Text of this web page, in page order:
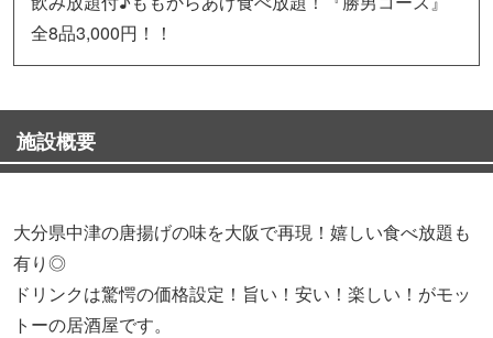
全8品3,000円！！
施設概要
大分県中津の唐揚げの味を大阪で再現！嬉しい食べ放題も
有り◎
ドリンクは驚愕の価格設定！旨い！安い！楽しい！がモッ
トーの居酒屋です。